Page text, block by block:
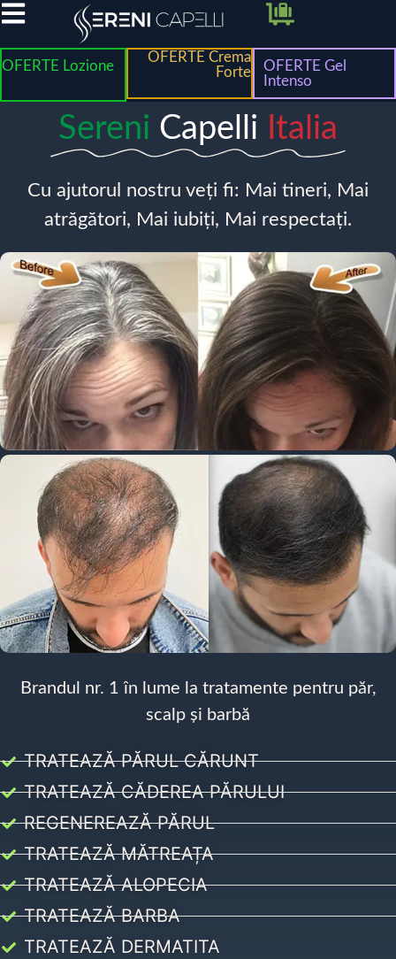
OFERTE Lozione
OFERTE Crema
Forte
OFERTE Gel
Intenso
Sereni Capelli Italia
Cu ajutorul nostru veți fi: Mai tineri, Mai
atrăgători, Mai iubiți, Mai respectați.
Brandul nr. 1 în lume la tratamente pentru păr,
scalp și barbă
TRATEAZĂ PĂRUL CĂRUNT
TRATEAZĂ CĂDEREA PĂRULUI
REGENEREAZĂ PĂRUL
TRATEAZĂ MĂTREAȚA
TRATEAZĂ ALOPECIA
TRATEAZĂ BARBA
TRATEAZĂ DERMATITA